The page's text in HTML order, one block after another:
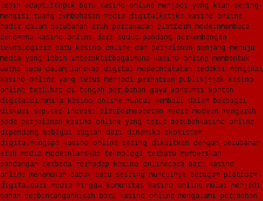
lebih adaptiftopik baru kasino online menjadi yang kian sering
mengisi ruang pembahasan media digital ketika kasino online
hadir dalam perubahan arah percakapan platform modernmembaca
fenomena kasino online dari sudut pandang perkembangan
teknologiera baru kasino online dan perjalanan panjang menuju
media yang lebih interaktif bagaimana kasino online membentuk
warna baru dalam lanskap digital moderncatatan redaksi mengenai
kasino online yang terus menjadi perhatian publikjejak kasino
online terlihat di tengah perubahan gaya konsumsi konten
digitaldinamika kasino online muncul kembali dalam berbagai
diskusi seputar inovasi platformsorotan media modern mengarah
pada perjalanan kasino online yang terus berubah kasino online
dipandang sebagai bagian dari dinamika ekosistem
digitalmengapa kasino online sering dikaitkan dengan perubahan
arah media modernlanskap teknologi terbaru memberikan
pandangan berbeda terhadap kasino onlinecara baru kasino
online menemukan babak baru seiring munculnya beragam platform
digitaldari media hingga komunitas kasino online mulai menjadi
bahan perbincangan kisah baru kasino online mengalami perubahan